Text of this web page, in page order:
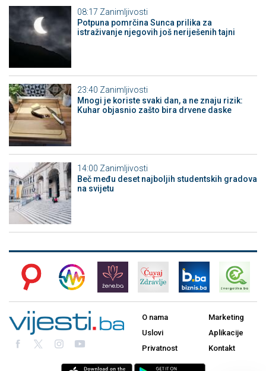
08:17 Zanimljivosti
Potpuna pomrčina Sunca prilika za
istraživanje njegovih još neriješenih tajni
23:40 Zanimljivosti
Mnogi je koriste svaki dan, a ne znaju rizik:
Kuhar objasnio zašto bira drvene daske
14:00 Zanimljivosti
Beč među deset najboljih studentskih gradova
na svijetu
O nama
Uslovi
Privatnost
Marketing
Aplikacije
Kontakt